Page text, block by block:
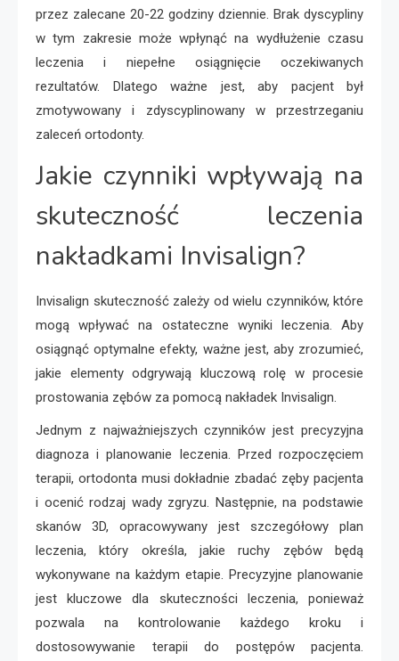
przez zalecane 20-22 godziny dziennie. Brak dyscypliny
w tym zakresie może wpłynąć na wydłużenie czasu
leczenia i niepełne osiągnięcie oczekiwanych
rezultatów. Dlatego ważne jest, aby pacjent był
zmotywowany i zdyscyplinowany w przestrzeganiu
zaleceń ortodonty.
Jakie czynniki wpływają na
skuteczność leczenia
nakładkami Invisalign?
Invisalign skuteczność zależy od wielu czynników, które
mogą wpływać na ostateczne wyniki leczenia. Aby
osiągnąć optymalne efekty, ważne jest, aby zrozumieć,
jakie elementy odgrywają kluczową rolę w procesie
prostowania zębów za pomocą nakładek Invisalign.
Jednym z najważniejszych czynników jest precyzyjna
diagnoza i planowanie leczenia. Przed rozpoczęciem
terapii, ortodonta musi dokładnie zbadać zęby pacjenta
i ocenić rodzaj wady zgryzu. Następnie, na podstawie
skanów 3D, opracowywany jest szczegółowy plan
leczenia, który określa, jakie ruchy zębów będą
wykonywane na każdym etapie. Precyzyjne planowanie
jest kluczowe dla skuteczności leczenia, ponieważ
pozwala na kontrolowanie każdego kroku i
dostosowywanie terapii do postępów pacjenta.